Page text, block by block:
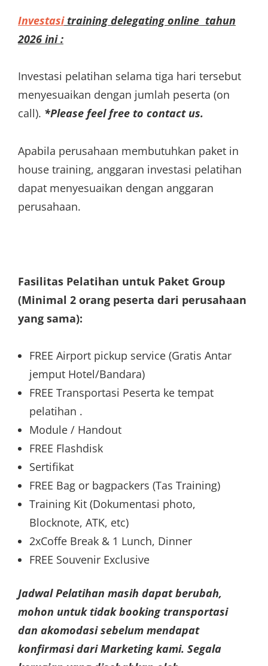
Investasitraining delegating online tahun
2026 ini :
Investasi pelatihan selama tiga hari tersebut
menyesuaikan dengan jumlah peserta (on
call). *Please feel free to contact us.
Apabila perusahaan membutuhkan paket in
house training, anggaran investasi pelatihan
dapat menyesuaikan dengan anggaran
perusahaan.
Fasilitas Pelatihan untuk Paket Group
(Minimal 2 orang peserta dari perusahaan
yang sama):
FREE Airport pickup service (Gratis Antar
jemput Hotel/Bandara)
FREE Transportasi Peserta ke tempat
pelatihan .
Module / Handout
FREE Flashdisk
Sertifikat
FREE Bag or bagpackers (Tas Training)
Training Kit (Dokumentasi photo,
Blocknote, ATK, etc)
2xCoffe Break & 1 Lunch, Dinner
FREE Souvenir Exclusive
Jadwal Pelatihan masih dapat berubah,
mohon untuk tidak booking transportasi
dan akomodasi sebelum mendapat
konfirmasi dari Marketing kami. Segala